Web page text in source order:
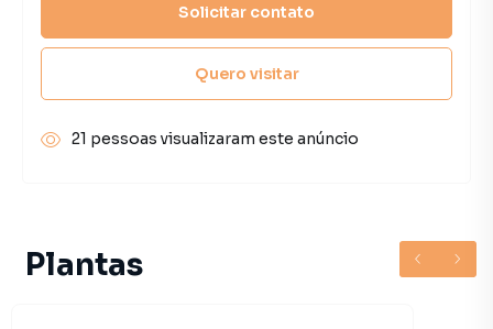
Plantas
Solicitar contato
Quero visitar
21 pessoas visualizaram este anúncio